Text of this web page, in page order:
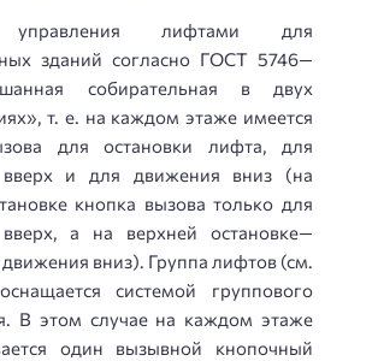
управления лифтами для
зданий согласно ГОСТ 5746—
собирательная в двух
т. е. на каждом этаже имеется
для остановки лифта, для
и для движения вниз (на
кнопка вызова только для
а на верхней остановке—
вниз). Группа лифтов (см.
системой группового
В этом случае на каждом этаже
один вызывной кнопочный